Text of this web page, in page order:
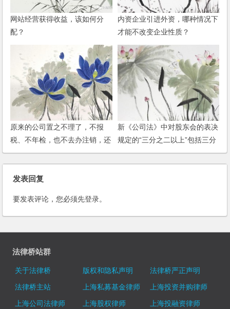
网站经营获得收益，该如何分
配？
内资企业引进外资，哪种情况下
才能不改变企业性质？
原来的公司置之不理了，不报
税、不年检，也不去办注销，还
可以在开公司吗？是否有影响？
新《公司法》中对股东会的表决
规定的“三分之二以上”包括三分
之二吗？
发表回复
要发表评论，您必须先登录。
法律桥站群
关于法律桥 版权和隐私声明
法律桥严正声明
法律桥主站
上海私募基金律师
上海投资并购律师
上海公司法律师
上海股权律师
上海投融资律师